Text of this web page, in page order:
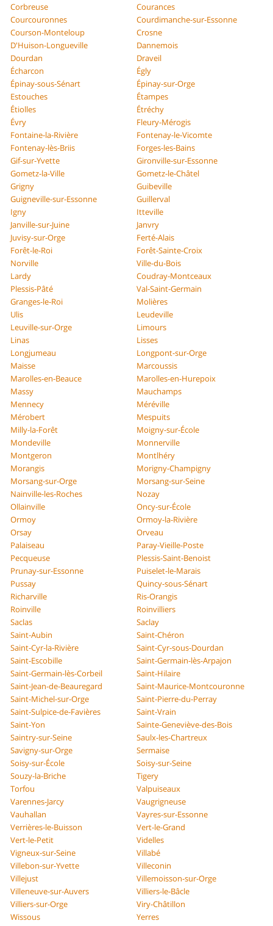
Corbreuse
Courances
Courcouronnes
Courdimanche-sur-Essonne
Courson-Monteloup
Crosne
D'Huison-Longueville
Dannemois
Dourdan
Draveil
Écharcon
Égly
Épinay-sous-Sénart
Épinay-sur-Orge
Estouches
Étampes
Étiolles
Étréchy
Évry
Fleury-Mérogis
Fontaine-la-Rivière
Fontenay-le-Vicomte
Fontenay-lès-Briis
Forges-les-Bains
Gif-sur-Yvette
Gironville-sur-Essonne
Gometz-la-Ville
Gometz-le-Châtel
Grigny
Guibeville
Guigneville-sur-Essonne
Guillerval
Igny
Itteville
Janville-sur-Juine
Janvry
Juvisy-sur-Orge
Ferté-Alais
Forêt-le-Roi
Forêt-Sainte-Croix
Norville
Ville-du-Bois
Lardy
Coudray-Montceaux
Plessis-Pâté
Val-Saint-Germain
Granges-le-Roi
Molières
Ulis
Leudeville
Leuville-sur-Orge
Limours
Linas
Lisses
Longjumeau
Longpont-sur-Orge
Maisse
Marcoussis
Marolles-en-Beauce
Marolles-en-Hurepoix
Massy
Mauchamps
Mennecy
Méréville
Mérobert
Mespuits
Milly-la-Forêt
Moigny-sur-École
Mondeville
Monnerville
Montgeron
Montlhéry
Morangis
Morigny-Champigny
Morsang-sur-Orge
Morsang-sur-Seine
Nainville-les-Roches
Nozay
Ollainville
Oncy-sur-École
Ormoy
Ormoy-la-Rivière
Orsay
Orveau
Palaiseau
Paray-Vieille-Poste
Pecqueuse
Plessis-Saint-Benoist
Prunay-sur-Essonne
Puiselet-le-Marais
Pussay
Quincy-sous-Sénart
Richarville
Ris-Orangis
Roinville
Roinvilliers
Saclas
Saclay
Saint-Aubin
Saint-Chéron
Saint-Cyr-la-Rivière
Saint-Cyr-sous-Dourdan
Saint-Escobille
Saint-Germain-lès-Arpajon
Saint-Germain-lès-Corbeil
Saint-Hilaire
Saint-Jean-de-Beauregard
Saint-Maurice-Montcouronne
Saint-Michel-sur-Orge
Saint-Pierre-du-Perray
Saint-Sulpice-de-Favières
Saint-Vrain
Saint-Yon
Sainte-Geneviève-des-Bois
Saintry-sur-Seine
Saulx-les-Chartreux
Savigny-sur-Orge
Sermaise
Soisy-sur-École
Soisy-sur-Seine
Souzy-la-Briche
Tigery
Torfou
Valpuiseaux
Varennes-Jarcy
Vaugrigneuse
Vauhallan
Vayres-sur-Essonne
Verrières-le-Buisson
Vert-le-Grand
Vert-le-Petit
Videlles
Vigneux-sur-Seine
Villabé
Villebon-sur-Yvette
Villeconin
Villejust
Villemoisson-sur-Orge
Villeneuve-sur-Auvers
Villiers-le-Bâcle
Villiers-sur-Orge
Viry-Châtillon
Wissous
Yerres